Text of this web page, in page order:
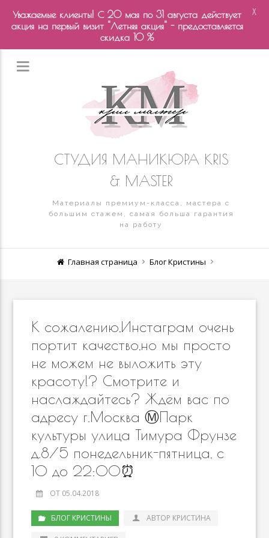
СТУДИЯ МАНИКЮРА KRIS
& MASTER
Материалы премиум-класса, мастера с
большим стажем, самая больша гарантия
на работу
Главная страница Блог Кристины
К сожалению,Инстаграм очень
портит качество,но мы просто
не можем не выложить эту
красоту!? Смотрите и
наслаждайтесь? Ждём вас по
адресу г.Москва Ⓜ️Парк
культуры улица Тимура Фрунзе
д.8/5 понедельник-пятница, с
10 до 22:00⏰
ОТ 05.04.2018
БЛОГ КРИСТИНЫ АВТОР КРИСТИНА
Уважаемые клиенты! С 20 мая по 31 августа действует
акция на первый визит "Летняя акция" - предоставляется
скидка 10 %
X